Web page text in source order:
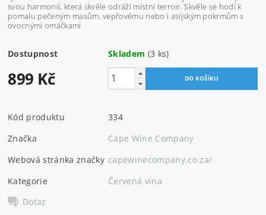
svou harmonií, která skvěle odráží místní terroir. Skvěle se hodí k
pomalu pečeným masům, vepřovému nebo i asijským pokrmům s
ovocnými omáčkami
Dostupnost Skladem (3 ks)
899 Kč
Kód produktu
334
Značka
Cape Wine Company
Webová stránka značky capewinecompany.co.za/
Kategorie
Červená vína
Dotaz